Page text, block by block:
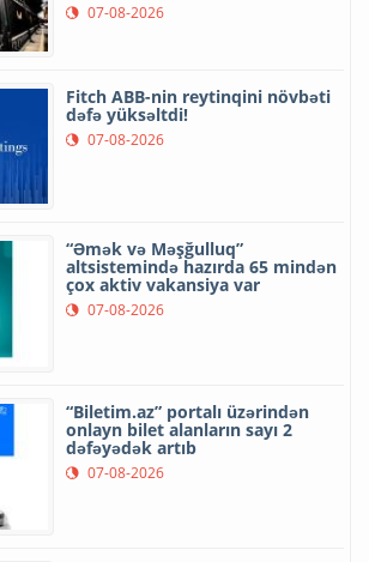
07-08-2026
Fitch ABB-nin reytinqini növbəti
dəfə yüksəltdi!
07-08-2026
“Əmək və Məşğulluq”
altsistemində hazırda 65 mindən
çox aktiv vakansiya var
07-08-2026
“Biletim.az” portalı üzərindən
onlayn bilet alanların sayı 2
dəfəyədək artıb
07-08-2026